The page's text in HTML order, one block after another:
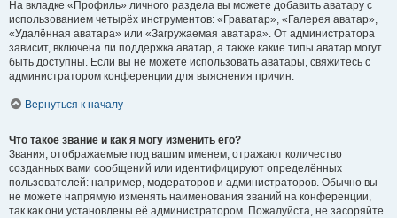
На вкладке «Профиль» личного раздела вы можете добавить аватару с
использованием четырёх инструментов: «Граватар», «Галерея аватар»,
«Удалённая аватара» или «Загружаемая аватара». От администратора
зависит, включена ли поддержка аватар, а также какие типы аватар могут
быть доступны. Если вы не можете использовать аватары, свяжитесь с
администратором конференции для выяснения причин.
Вернуться к началу
Что такое звание и как я могу изменить его?
Звания, отображаемые под вашим именем, отражают количество
созданных вами сообщений или идентифицируют определённых
пользователей: например, модераторов и администраторов. Обычно вы
не можете напрямую изменять наименования званий на конференции,
так как они установлены её администратором. Пожалуйста, не засоряйте